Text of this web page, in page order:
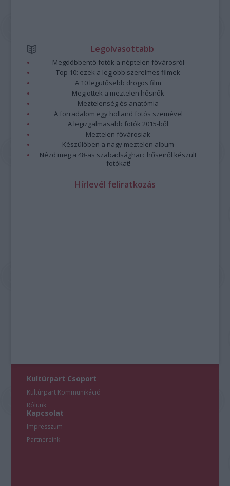
Legolvasottabb
Megdöbbentő fotók a néptelen fővárosról
Top 10: ezek a legjobb szerelmes filmek
A 10 legütősebb drogos film
Megjöttek a meztelen hősnők
Meztelenség és anatómia
A forradalom egy holland fotós szemével
A legizgalmasabb fotók 2015-ből
Meztelen fővárosiak
Készülőben a nagy meztelen album
Nézd meg a 48-as szabadságharc hőseiről készült
fotókat!
Hírlevél feliratkozás
Kultúrpart Csoport
Kultúrpart Kommunikáció
Rólunk
Kapcsolat
Impresszum
Partnereink